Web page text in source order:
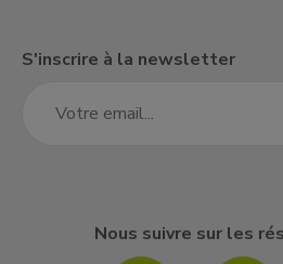
S'inscrire à la newsletter
Nous suivre sur les